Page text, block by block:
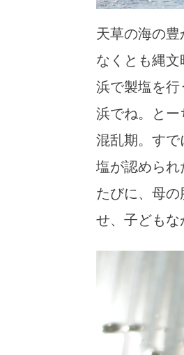
天草の海の
なくとも縄
浜で製塩を行
浜でね。とー
混乱期。す
塩が認められ
たびに、母
せ、子どもな